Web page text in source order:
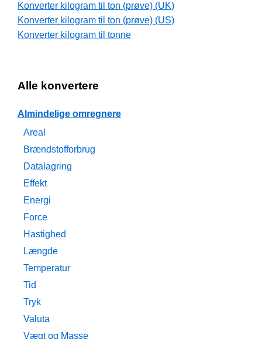
Konverter kilogram til ton (prøve) (UK)
Konverter kilogram til ton (prøve) (US)
Konverter kilogram til tonne
Alle konvertere
Almindelige omregnere
Areal
Brændstofforbrug
Datalagring
Effekt
Energi
Force
Hastighed
Længde
Temperatur
Tid
Tryk
Valuta
Vægt og Masse